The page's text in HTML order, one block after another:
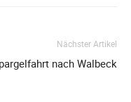
Nächster Artikel
nach Walbeck